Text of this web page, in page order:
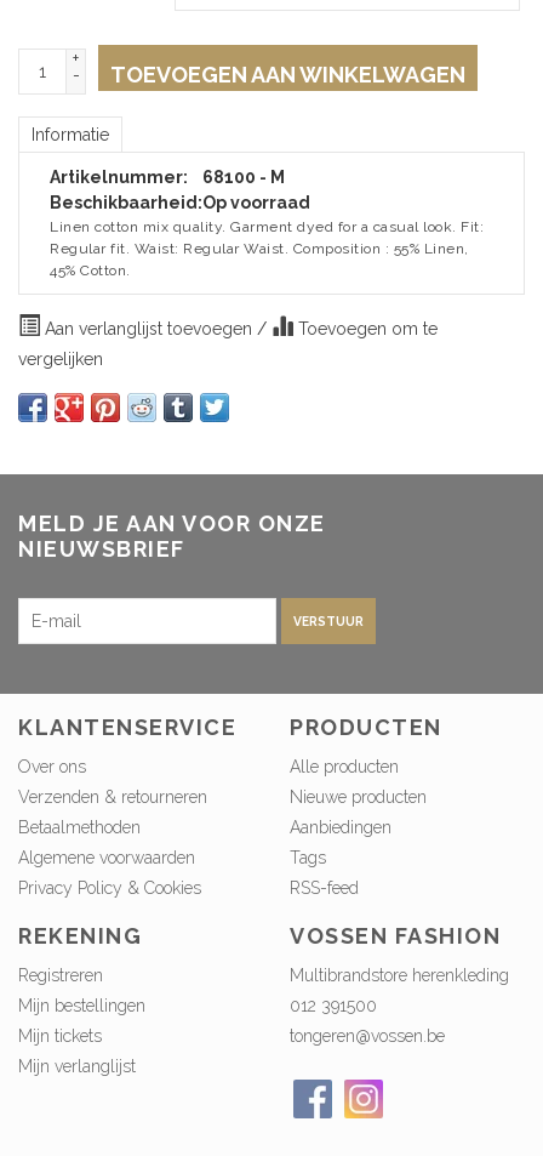
+
-
TOEVOEGEN AAN WINKELWAGEN
Informatie
Artikelnummer:
68100 - M
Beschikbaarheid:Op voorraad
Linen cotton mix quality. Garment dyed for a casual look. Fit:
Regular fit. Waist: Regular Waist. Composition : 55% Linen,
45% Cotton.
Aan verlanglijst toevoegen /
Toevoegen om te
vergelijken
MELD JE AAN VOOR ONZE
NIEUWSBRIEF
VERSTUUR
KLANTENSERVICE
Over ons
Verzenden & retourneren
Betaalmethoden
Algemene voorwaarden
Privacy Policy & Cookies
PRODUCTEN
Alle producten
Nieuwe producten
Aanbiedingen
Tags
RSS-feed
REKENING
Registreren
Mijn bestellingen
Mijn tickets
Mijn verlanglijst
VOSSEN FASHION
Multibrandstore herenkleding
012 391500
tongeren@vossen.be